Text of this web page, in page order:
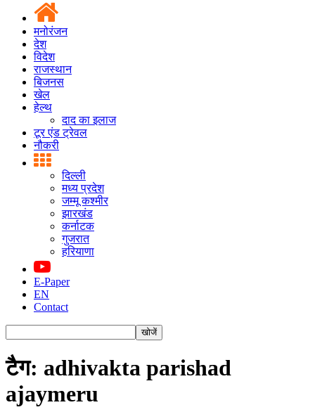
मनोरंजन
देश
विदेश
राजस्थान
बिजनस
खेल
हेल्थ
दाद का इलाज
टूर एंड ट्रेवल
नौकरी
दिल्ली
मध्य प्रदेश
जम्मू कश्मीर
झारखंड
कर्नाटक
गुजरात
हरियाणा
E-Paper
EN
Contact
टैग: adhivakta parishad
ajaymeru